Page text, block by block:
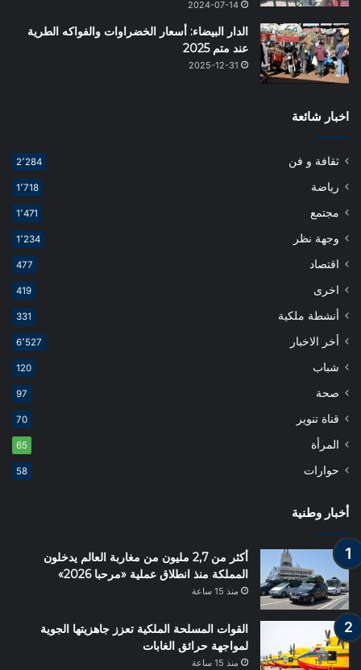
2024-07-14
الدار البيضاء: أسعار الخضراوات والفواكه الطرية
عند متم 2025
2025-12-31
اخبار شائعة
ثقافة و فن 2٬284
رياضة 1٬718
مجتمع 1٬471
وجهة نظر 1٬234
اقتصاد 477
اخرى 419
أنشطة ملكية 331
أخر الاخبار 6٬527
شباب 120
صحة 97
قناة تنوير 70
المرأة 65
حوارات 58
أخبار وطنية
أكثر من 2,7 مليون من مغاربة العالم يدخلون
المملكة منذ انطلاق عملية «مرحبا 2026»
منذ 15 ساعة
القوات المسلحة الملكية تعزز جاهزيتها الجوية
لمواجهة حرائق الغابات
منذ 15 ساعة